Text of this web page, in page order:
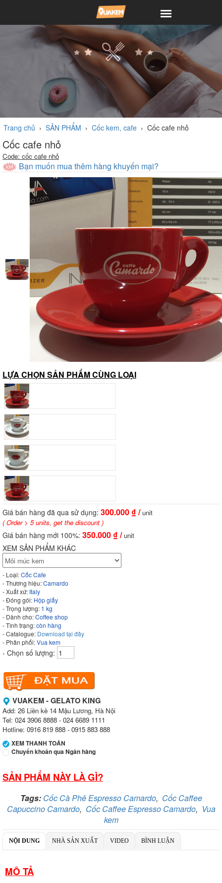
Trang chủ › SẢN PHẨM › Cốc kem, cafe › Cốc cafe nhỏ
Cốc cafe nhỏ
Code: cốc cafe nhỏ
Bạn muốn mua thêm hàng khuyến mại?
LỰA CHỌN SẢN PHẨM CÙNG LOẠI
Giá bán hàng đã qua sử dụng: 300.000 ₫ / unit
( Order > 5 units, get the discount )
Giá bán hàng mới 100%: 350.000 ₫ /unit
XEM SẢN PHẨM KHÁC
- Loại:Cốc Cafe
- Thương hiệu:Camardo
- Xuất xứ: Italy
- Đóng gói: Hộp giấy
- Trọng lượng: 1 kg
- Dành cho:Coffee shop
- Tình trạng:còn hàng
- Catalogue: Download tại đây
- Phân phối:Vua kem
- Chọn số lượng:
VUAKEM - GELATO KING
Add: 26 Liền kề 14 Mậu Lương, Hà Nội
Tel: 024 3906 8888 - 024 6689 1111
Hotline: 0916 819 888 - 0915 883 888
XEM THANH TOÁN
Chuyển khoản qua Ngân hàng
Ngân hàng Ngoại thương Việt Nam
Chi nhánh:
Số TK:
069 1000 886 001
Ngân hàng Ngoại thương Việt Nam
Chủ TK:
Công ty TNHH MENMOT
Số TK:
069 1000 811 888
SẢN PHẨM NÀY LÀ GÌ?
Tags: Cốc Cà Phê Espresso Camardo, Cốc Caffee
Capuccino Camardo, Cốc Caffee Espresso Camardo, Vua
kem
NỘI DUNG NHÀ SẢN XUẤT VIDEO BÌNH LUẬN
MÔ TẢ